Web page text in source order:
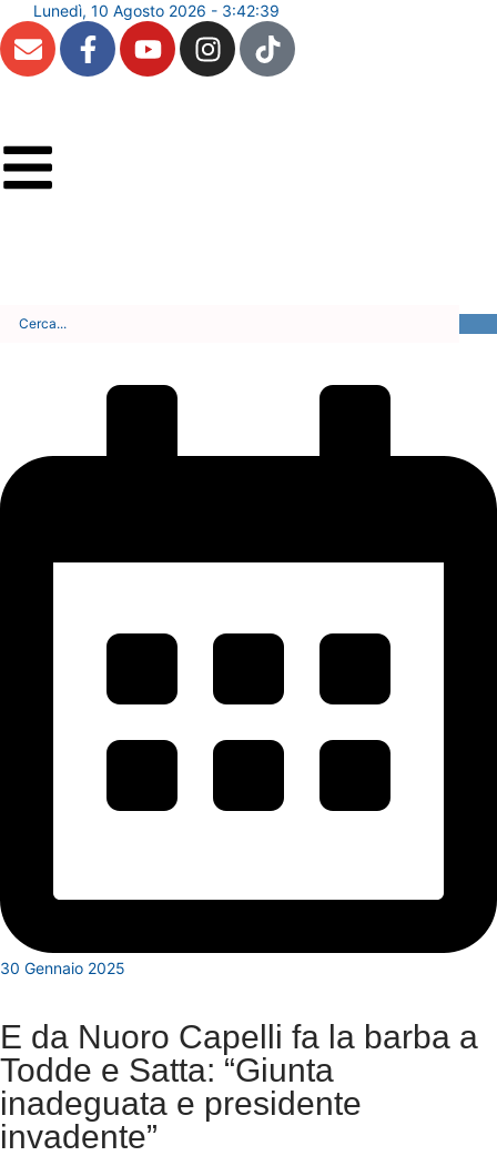
Lunedì, 10 Agosto 2026 - 3:42:40
30 Gennaio 2025
E da Nuoro Capelli fa la barba a
Todde e Satta: “Giunta
inadeguata e presidente
invadente”